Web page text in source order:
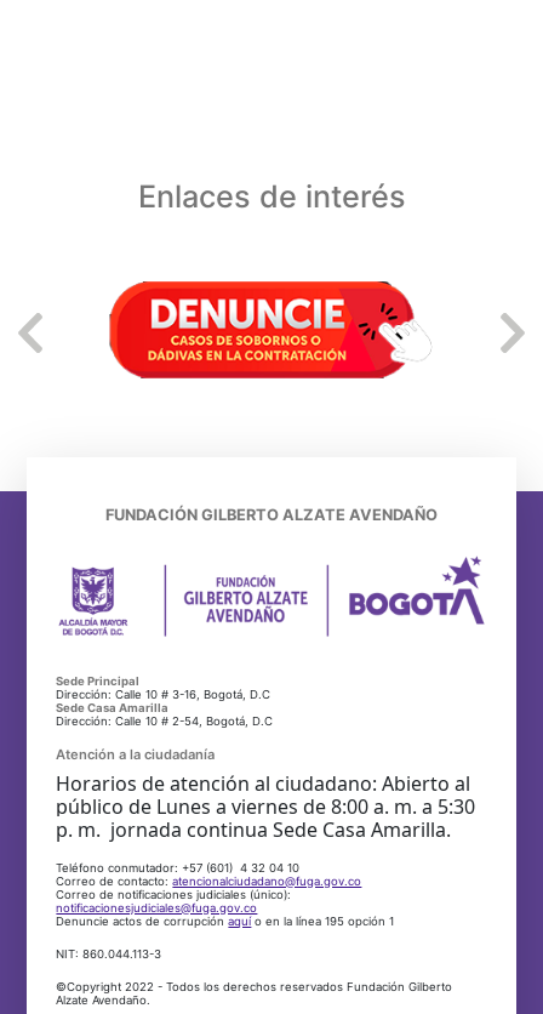
Enlaces de interés
FUNDACIÓN GILBERTO ALZATE AVENDAÑO
Sede Principal
Dirección: Calle 10 # 3-16, Bogotá, D.C
Sede Casa Amarilla
Dirección: Calle 10 # 2-54, Bogotá, D.C
Atención a la ciudadanía
Horarios de atención al ciudadano: Abierto al
público de Lunes a viernes de 8:00 a. m. a 5:30
p. m. jornada continua Sede Casa Amarilla.
Teléfono conmutador: +57 (601) 4 32 04 10
Correo de contacto:atencionalciudadano@fuga.gov.co
Correo de notificaciones judiciales (único):
notificacionesjudiciales@fuga.gov.co
Denuncie actos de corrupciónaquío en la línea 195 opción 1
NIT: 860.044.113-3
©Copyright 2022 - Todos los derechos reservados Fundación Gilberto
Alzate Avendaño.